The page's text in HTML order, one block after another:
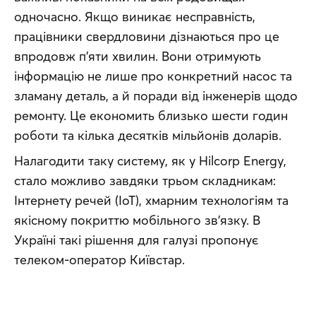
одночасно. Якщо виникає несправність,
працівники свердловини дізнаються про це
впродовж п’яти хвилин. Вони отримують
інформацію не лише про конкретний насос та
зламану деталь, а й поради від інженерів щодо
ремонту. Це економить близько шести годин
роботи та кілька десятків мільйонів доларів.
Налагодити таку систему, як у Hilcorp Energy,
стало можливо завдяки трьом складникам:
Інтернету речей (IoT), хмарним технологіям та
якісному покриттю мобільного зв’язку. В
Україні такі рішення для галузі пропонує
телеком-оператор Київстар.